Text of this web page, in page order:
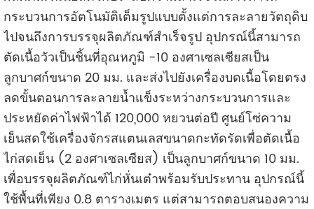
กระบวนการอัตโนมัติเต็มรูปแบบตั้งแต่การละลายวัตถุดิบ
ไปจนถึงการบรรจุผลิตภัณฑ์สำเร็จรูป อุปกรณ์นี้สามารถ
ตัดเนื้อวัวเป็นชิ้นที่อุณหภูมิ -10 องศาเซลเซียสเป็น
ลูกบาศก์ขนาด 20 มม. และส่งไปยังเครื่องบดเนื้อโดยตรง
ลดขั้นตอนการละลายน้ำแข็งระหว่างกระบวนการและ
ประหยัดค่าไฟฟ้าได้ 120,000 หยวนต่อปี ศูนย์โซ่ความ
เย็นสดใช้เครื่องจักรสแตนเลสขนาดกะทัดรัดเพื่อตัดเนื้อ
ไก่สดเย็น (2 องศาเซลเซียส) เป็นลูกบาศก์ขนาด 10 มม.
เพื่อบรรจุผลิตภัณฑ์ไก่หั่นเต๋าพร้อมรับประทาน อุปกรณ์นี้
ใช้พื้นที่เพียง 0.8 ตารางเมตร แต่สามารถตอบสนองความ